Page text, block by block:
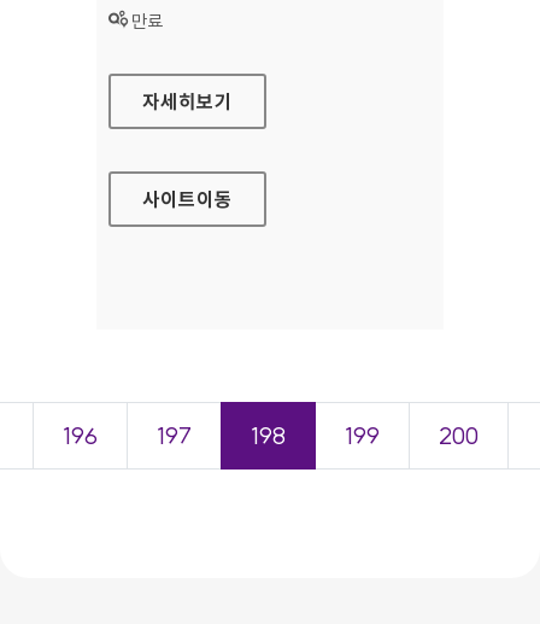
상태 :
만료
보성녹차관 홈페이지
자세히보기
사이트이동
196 197 198 199 200